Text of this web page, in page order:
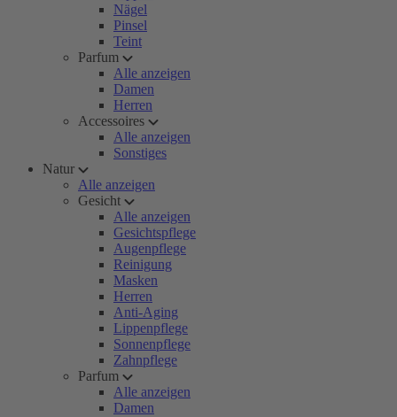
Nägel
Pinsel
Teint
Parfum
Alle anzeigen
Damen
Herren
Accessoires
Alle anzeigen
Sonstiges
Natur
Alle anzeigen
Gesicht
Alle anzeigen
Gesichtspflege
Augenpflege
Reinigung
Masken
Herren
Anti-Aging
Lippenpflege
Sonnenpflege
Zahnpflege
Parfum
Alle anzeigen
Damen